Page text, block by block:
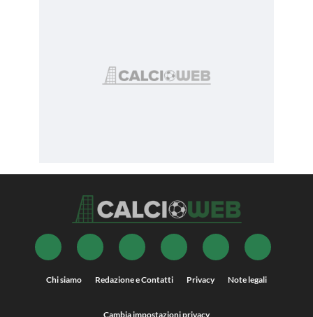
Chi siamo Redazione e Contatti Privacy Note legali
Cambia impostazioni privacy